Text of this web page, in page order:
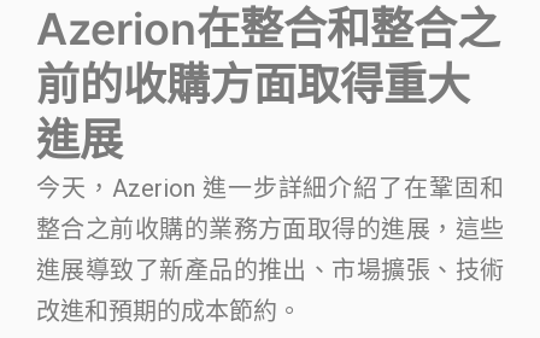
Azerion在整合和整合之
前的收購方面取得重大
進展
今天，Azerion 進一步詳細介紹了在鞏固和
整合之前收購的業務方面取得的進展，這些
進展導致了新產品的推出、市場擴張、技術
改進和預期的成本節約。